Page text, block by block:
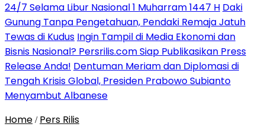
24/7 Selama Libur Nasional 1 Muharram 1447 H Daki
Gunung Tanpa Pengetahuan, Pendaki Remaja Jatuh
Tewas di Kudus Ingin Tampil di Media Ekonomi dan
Bisnis Nasional? Persrilis.com Siap Publikasikan Press
Release Anda! Dentuman Meriam dan Diplomasi di
Tengah Krisis Global, Presiden Prabowo Subianto
Menyambut Albanese
Home / Pers Rilis